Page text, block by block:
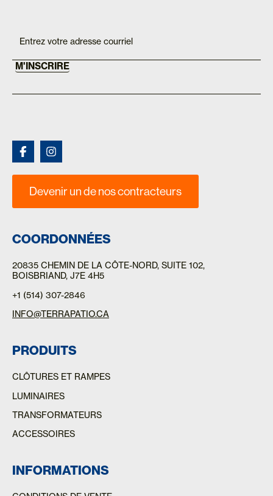
Mailchimp
are
human,
this
field
M'INSCRIRE
Devenir un de nos contracteurs
COORDONNÉES
20835 CHEMIN DE LA CÔTE-NORD, SUITE 102,
BOISBRIAND, J7E 4H5
+1 (514) 307-2846
INFO@TERRAPATIO.CA
PRODUITS
CLÔTURES ET RAMPES
LUMINAIRES
TRANSFORMATEURS
ACCESSOIRES
INFORMATIONS